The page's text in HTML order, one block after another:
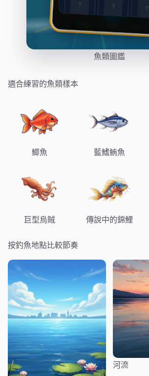
魚類圖鑑
適合練習的魚類樣本
鯽魚 藍鰭鮪魚
巨型烏賊 傳說中的錦鯉
按釣魚地點比較節奏
河流